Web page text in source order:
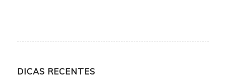
DICAS RECENTES